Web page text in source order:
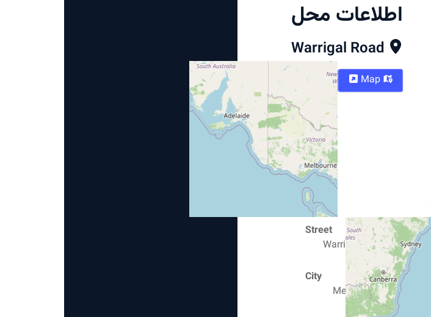
اطلاعات محل
Warrigal Road
Directions
Street
Warrigal Road 469
City
3189 Melbourne